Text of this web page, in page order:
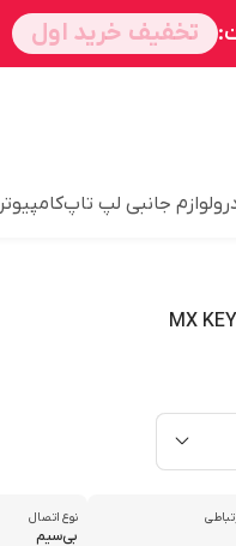
لوازم جانبی لپ تاپ
نوع اتصال
بی‌سیم